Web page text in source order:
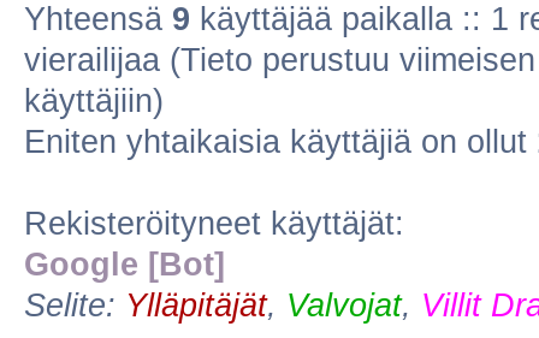
Yhteensä 9 käyttäjää paikalla :: 1
vierailijaa (Tieto perustuu
käyttäjiin)
Eniten yhtaikaisia käyttäjiä on ollut
Rekisteröityneet käyttäjät:
Google [Bot]
Selite: Ylläpitäjät, Valvojat, Villit